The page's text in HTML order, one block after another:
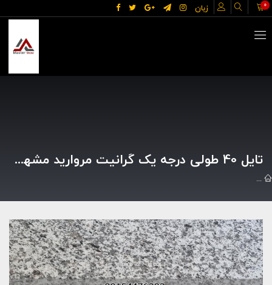
زبان 0
تایل 40 طولی درجه یک گرانیت مروارید مشهد مناسب برای بدنه راه پله و نما